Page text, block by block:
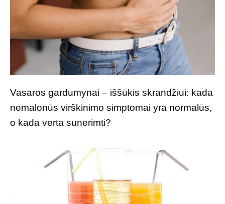
Vasaros gardumynai – iššūkis skrandžiui: kada
nemalonūs virškinimo simptomai yra normalūs,
o kada verta sunerimti?